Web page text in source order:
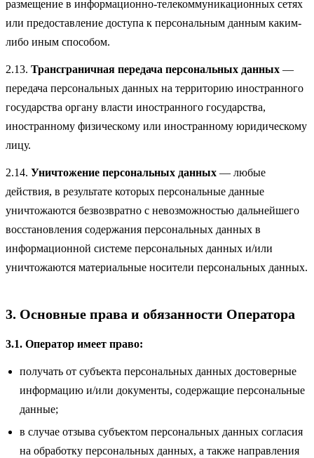
размещение в информационно-телекоммуникационных сетях
или предоставление доступа к персональным данным каким-
либо иным способом.
2.13. Трансграничная передача персональных данных —
передача персональных данных на территорию иностранного
государства органу власти иностранного государства,
иностранному физическому или иностранному юридическому
лицу.
2.14. Уничтожение персональных данных — любые
действия, в результате которых персональные данные
уничтожаются безвозвратно с невозможностью дальнейшего
восстановления содержания персональных данных в
информационной системе персональных данных и/или
уничтожаются материальные носители персональных данных.
3. Основные права и обязанности Оператора
3.1. Оператор имеет право:
получать от субъекта персональных данных достоверные
информацию и/или документы, содержащие персональные
данные;
в случае отзыва субъектом персональных данных согласия
на обработку персональных данных, а также направления